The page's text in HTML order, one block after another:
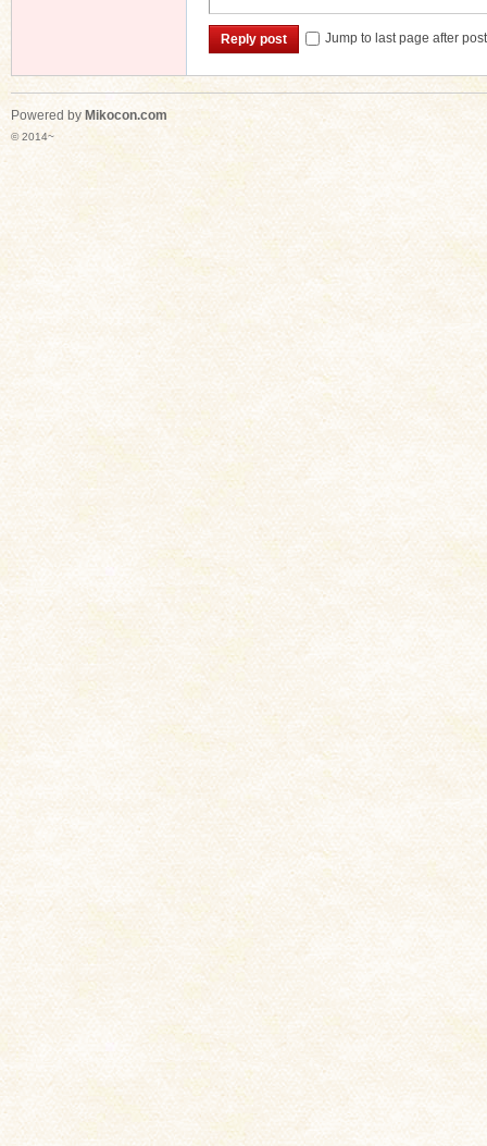
Reply post Jump to last page after
Powered by Mikocon.com
© 2014~